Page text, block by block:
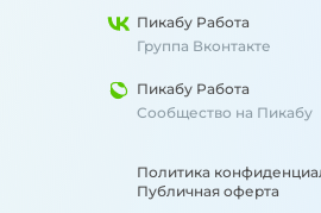
Пикабу Работа
Группа Вконтакте
Пикабу Работа
Сообщество на Пикабу
Политика
Публичная оферта